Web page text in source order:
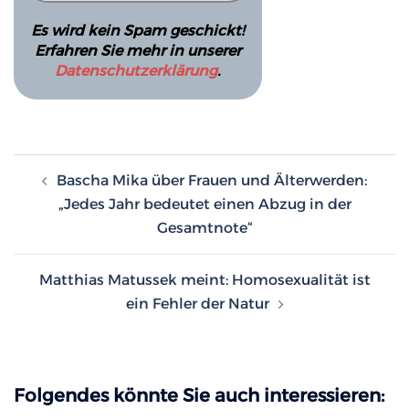
Es wird kein Spam geschickt!
Erfahren Sie mehr in unserer
Datenschutzerklärung.
Bascha Mika über Frauen und Älterwerden:
„Jedes Jahr bedeutet einen Abzug in der
Gesamtnote“
Matthias Matussek meint: Homosexualität ist
ein Fehler der Natur
Folgendes könnte Sie auch interessieren: